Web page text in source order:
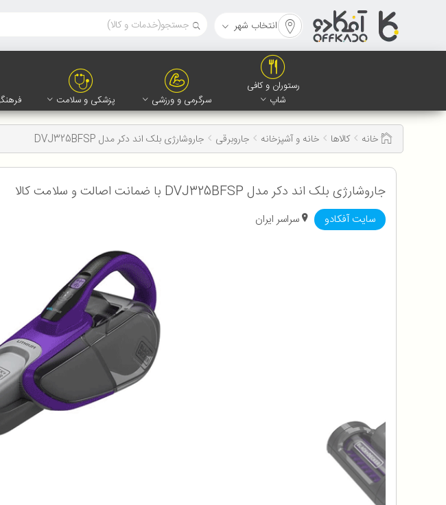
انتخاب شهر
رستوران و کافی
شاپ
سرگرمی و ورزشی پزشکی و سلامت
خانه کالاها خانه و آشپزخانه جاروبرقی جاروشارژی بلک اند دکر مدل DVJ325BFSP
جاروشارژی بلک اند دکر مدل DVJ325BFSP با ضمانت اصالت و سلامت کالا
سایت آفکادو سراسر ایران